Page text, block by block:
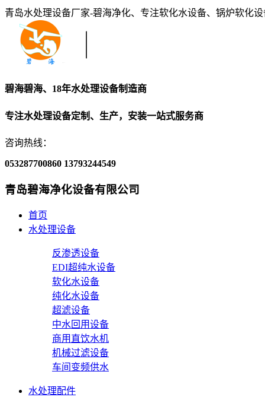
青岛水处理设备厂家-碧海净化、专注软化水设备、锅炉软化
碧海碧海、18年水处理设备制造商
专注水处理设备定制、生产，安装一站式服务商
咨询热线：
053287700860 13793244549
青岛碧海净化设备有限公司
首页
水处理设备
反渗透设备
EDI超纯水设备
软化水设备
纯化水设备
超滤设备
中水回用设备
商用直饮水机
机械过滤设备
车间变频供水
水处理配件